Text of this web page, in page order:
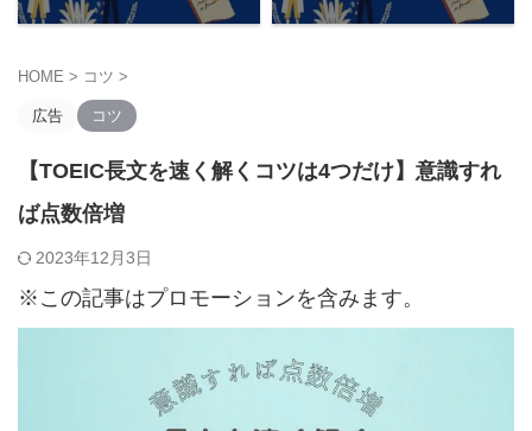
HOME > コツ >
広告 コツ
【TOEIC長文を速く解くコツは4つだけ】意識すれ
ば点数倍増
2023年12月3日
※この記事はプロモーションを含みます。